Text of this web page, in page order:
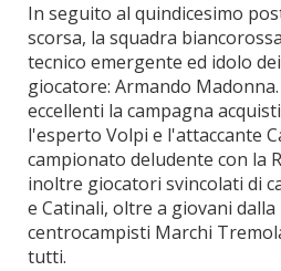
In seguito al quindicesimo
scorsa, la squadra
tecnico emergente ed idolo
giocatore: Armando
eccellenti la campagna
l'esperto Volpi e l'attaccante
campionato deludente con la
inoltre giocatori svincolati di
e Catinali, oltre a giovani
centrocampisti Marchi
tutti.